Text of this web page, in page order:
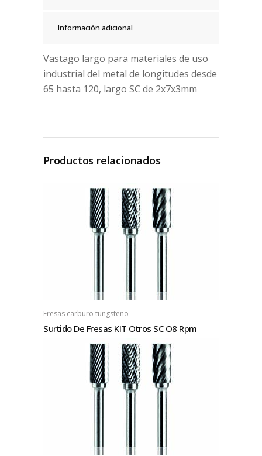
Información adicional
Vastago largo para materiales de uso
industrial del metal de longitudes desde
65 hasta 120, largo SC de 2x7x3mm
Productos relacionados
Fresas carburo tungsteno
Surtido De Fresas KIT Otros SC O8 Rpm